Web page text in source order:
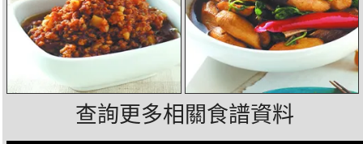
查詢更多相關食譜資料